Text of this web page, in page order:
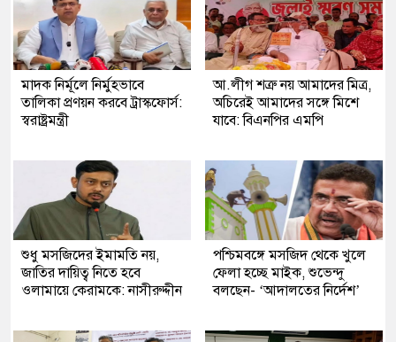
মাদক নির্মূলে নির্মুহভাবে
তালিকা প্রণয়ন করবে ট্রাস্কফোর্স:
স্বরাষ্ট্রমন্ত্রী
আ.লীগ শত্রু নয় আমাদের মিত্র,
অচিরেই আমাদের সঙ্গে মিশে
যাবে: বিএনপির এমপি
শুধু মসজিদের ইমামতি নয়,
জাতির দায়িত্ব নিতে হবে
ওলামায়ে কেরামকে: নাসীরুদ্দীন
পশ্চিমবঙ্গে মসজিদ থেকে খুলে
ফেলা হচ্ছে মাইক, শুভেন্দু
বলছেন- ‘আদালতের নির্দেশ’